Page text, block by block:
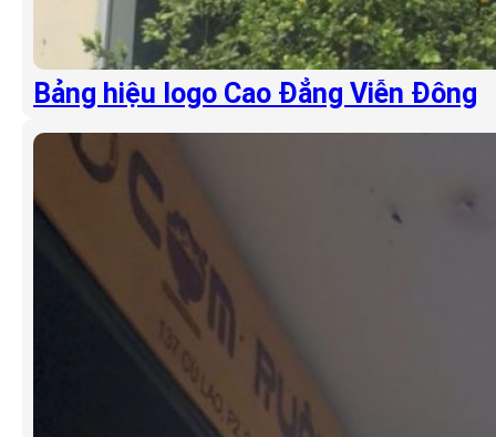
Bảng hiệu logo Cao Đẳng Viễn Đông